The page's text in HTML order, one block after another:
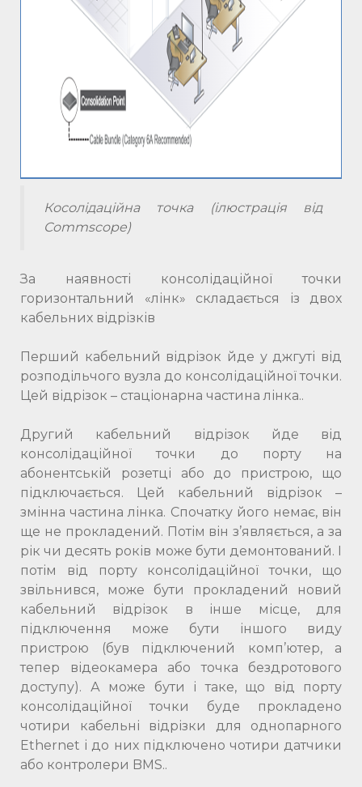
Косолідаційна точка (ілюстрація від
Commscope)
За наявності консолідаційної точки
горизонтальний «лінк» складається із двох
кабельних відрізків
Перший кабельний відрізок йде у джгуті від
розподільчого вузла до консолідаційної точки.
Цей відрізок – стаціонарна частина лінка..
Другий кабельний відрізок йде від
консолідаційної точки до порту на
абонентській розетці або до пристрою, що
підключається. Цей кабельний відрізок –
змінна частина лінка. Спочатку його немає, він
ще не прокладений. Потім він з’являється, а за
рік чи десять років може бути демонтований. І
потім від порту консолідаційної точки, що
звільнився, може бути прокладений новий
кабельний відрізок в інше місце, для
підключення може бути іншого виду
пристрою (був підключений комп’ютер, а
тепер відеокамера або точка бездротового
доступу). А може бути і таке, що від порту
консолідаційної точки буде прокладено
чотири кабельні відрізки для однопарного
Ethernet і до них підключено чотири датчики
або контролери BMS..